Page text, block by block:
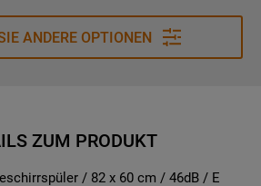
ANDERE OPTIONEN
ZUM PRODUKT
/ 82 x 60 cm / 46dB / E